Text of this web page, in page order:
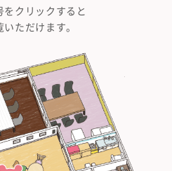
クリックすると
ただけます。